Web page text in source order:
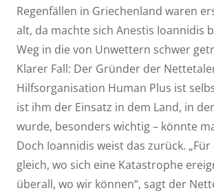
Regenfällen in Griechenland waren
alt, da machte sich Anestis Ioannidis
Weg in die von Unwettern schwer
Klarer Fall: Der Gründer der
Hilfsorganisation Human Plus ist
ist ihm der Einsatz in dem Land, in
wurde, besonders wichtig – könnte
Doch Ioannidis weist das zurück.
gleich, wo sich eine Katastrophe
überall, wo wir können“, sagt der